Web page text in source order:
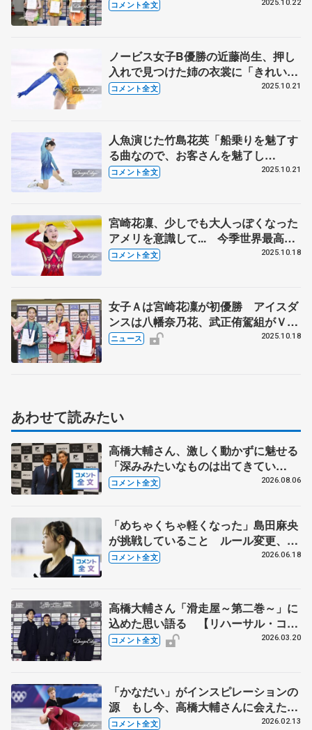
んは「私も大好きに」【全日本ノービ
コメント全文 2025.10.22
ノービス女子B優勝の近藤尚生、押し
入れで見つけた姉の衣裳に「きれいだ
な、やりたい」と思ったのがきっかけ
コメント全文 2025.10.21
人魚演じた竹島花英「船乗りを魅了す
る曲なので、お客さんを魅了し
て…」 全日本ジュニアでは完璧な演
コメント全文 2025.10.21
宮崎花凜、少しでも大人っぽくなった
アメリを意識して... 今季世界最高得
点の先輩中井亜美に「自分も続くぞっ
コメント全文 2025.10.18
女子Ａは宮崎花凜が初優勝 アイスダ
ンスは八幡奈乃花、武正侑駕組がＶ
２ 全日本ノービス選手権第１日
ニュース 2025.10.18
あわせて読みたい
高橋大輔さん、激しく動かずに魅せる
「深みみたいなものは出てきてい
る？」 〝兄さん〟と慕うレジェンド
コメント全文 2026.08.06
「めちゃくちゃ軽くなった」島田麻央
が挑戦していること ルール変更、長
所を伸ばし結果につなぐ 【木下グル
コメント全文 2026.06.18
高橋大輔さん「滑走屋～第二巻～」に
込めた思い語る 【リハーサル・コメ
ント全文】
コメント全文 2026.03.20
「かなだい」がインスピレーションの
源 もし今、高橋大輔さんに会えた
ら… アイスダンスに転向のマヨロフ
コメント全文 2026.02.13